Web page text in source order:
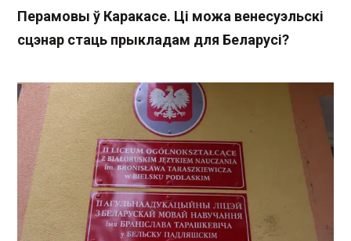
Перамовы ў Каракасе. Ці можа венесуэльскі
сцэнар стаць прыкладам для Беларусі?